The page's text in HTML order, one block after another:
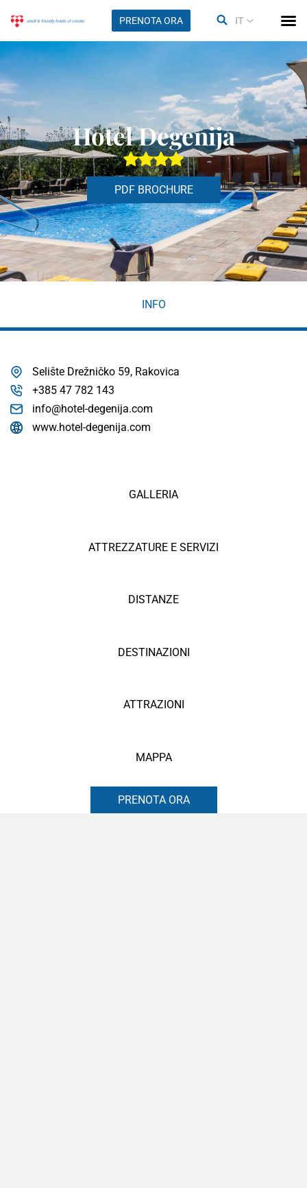
PRENOTA ORA IT
Hotel Degenija
PDF BROCHURE
INFO
GALLERIA
ATTREZZATURE E SERVIZI
DISTANZE
DESTINAZIONI
ATTRAZIONI
MAPPA
PRENOTA ORA
Selište Drežničko 59, Rakovica
+385 47 782 143
info@hotel-degenija.com
www.hotel-degenija.com